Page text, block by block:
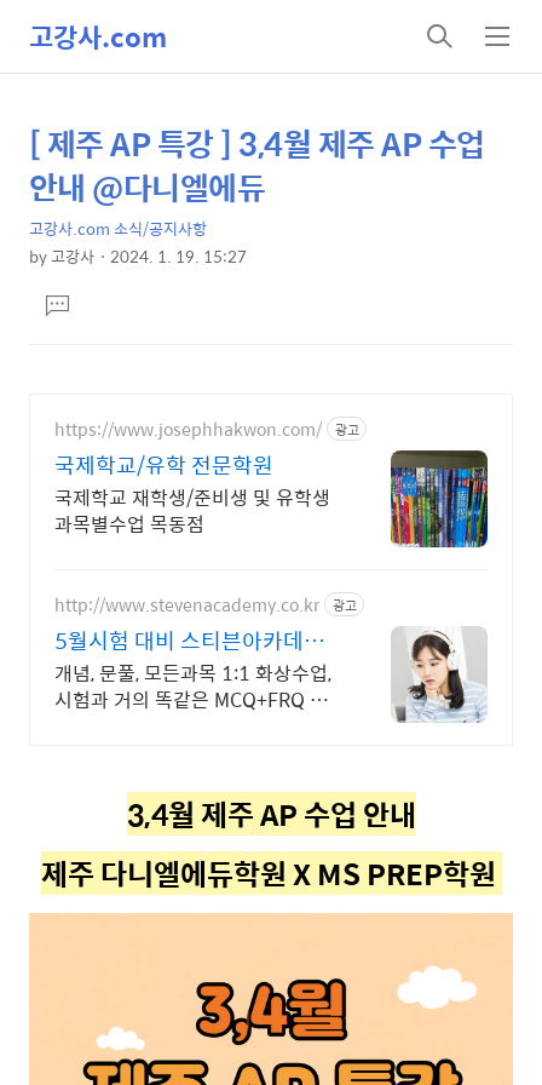
고강사.com
검
색
메
뉴
상
세
컨
텐
본
문
제
목
[ 제주 AP 특강 ] 3,4월 제주 AP 수업
안내 @다니엘에듀
고강사.com 소식/공지사항
by고강사 2024. 1. 19. 15:27
문댓
글
https://www.josephhakwon.com/ 광고
국제학교/유학 전문학원
국제학교 재학생/준비생 및 유학생
과목별수업 목동점
http://www.stevenacademy.co.kr 광고
5월시험 대비 스티븐아카데미
대치동 포함 세계 최고강사진
개념, 문풀, 모든과목 1:1 화상수업,
시험과 거의 똑같은 MCQ+FRQ 문
3,4월 제주 AP 수업 안내
제주 다니엘에듀학원 X MS PREP학원